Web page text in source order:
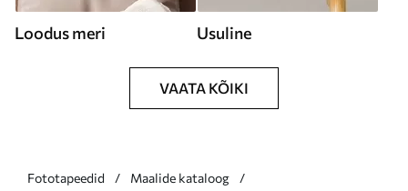
Loodus meri Usuline
VAATA KÕIKI
Fototapeedid
Maalide kataloog